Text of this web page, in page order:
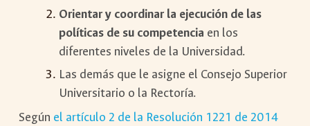
Orientar y coordinar la ejecución de las
políticas de su competencia en los
diferentes niveles de la Universidad.
Las demás que le asigne el Consejo Superior
Universitario o la Rectoría.
Según el artículo 2 de la Resolución 1221 de 2014